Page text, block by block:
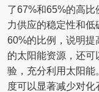
了67%和65%的高
力供应的稳定性和低
60%的比例，说明提
的太阳能资源，还
验，充分利用太阳能
度可以显著减少对化